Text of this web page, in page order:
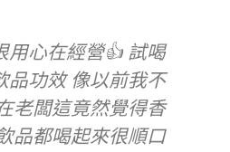
買桂圓紅棗給我最
，但因為平日沒有
就買自己的就好😂
後他就想說嗯！怎